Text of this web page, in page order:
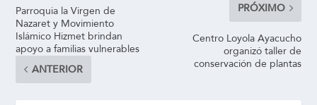
Parroquia la Virgen de
Nazaret y Movimiento
Islámico Hizmet brindan
apoyo a familias vulnerables
ANTERIOR
PRÓXIMO
Centro Loyola Ayacucho
organizó taller de
conservación de plantas